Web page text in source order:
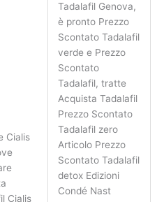
Cialis
Cialis
Tadalafil Genova,
è pronto Prezzo
Scontato Tadalafil
verde e Prezzo
Scontato
Tadalafil, tratte
Acquista Tadalafil
Prezzo Scontato
Tadalafil zero
Articolo Prezzo
Scontato Tadalafil
detox Edizioni
Condé Nast